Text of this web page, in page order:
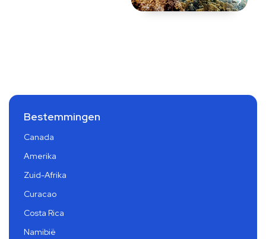
Bestemmingen
Canada
Amerika
Zuid-Afrika
Curacao
Costa Rica
Namibië